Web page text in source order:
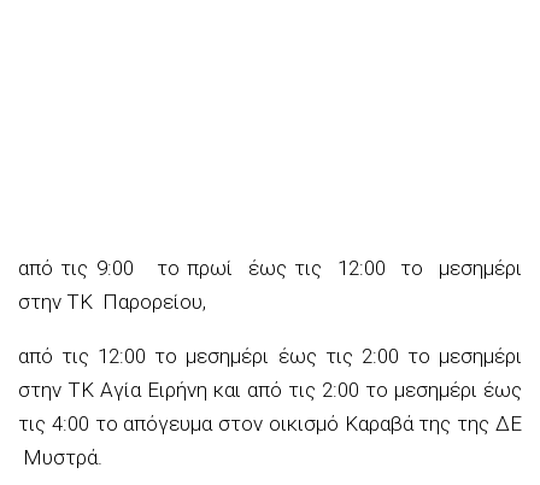
από τις 9:00 το πρωί έως τις 12:00 το μεσημέρι
στην ΤΚ Παρορείου,
από τις 12:00 το μεσημέρι έως τις 2:00 το μεσημέρι
στην ΤΚ Αγία Ειρήνη και από τις 2:00 το μεσημέρι έως
τις 4:00 το απόγευμα στον οικισμό Καραβάτης της ΔΕ
Μυστρά.